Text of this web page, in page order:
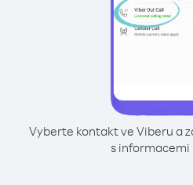
Vyberte kontakt ve Viberu a
s